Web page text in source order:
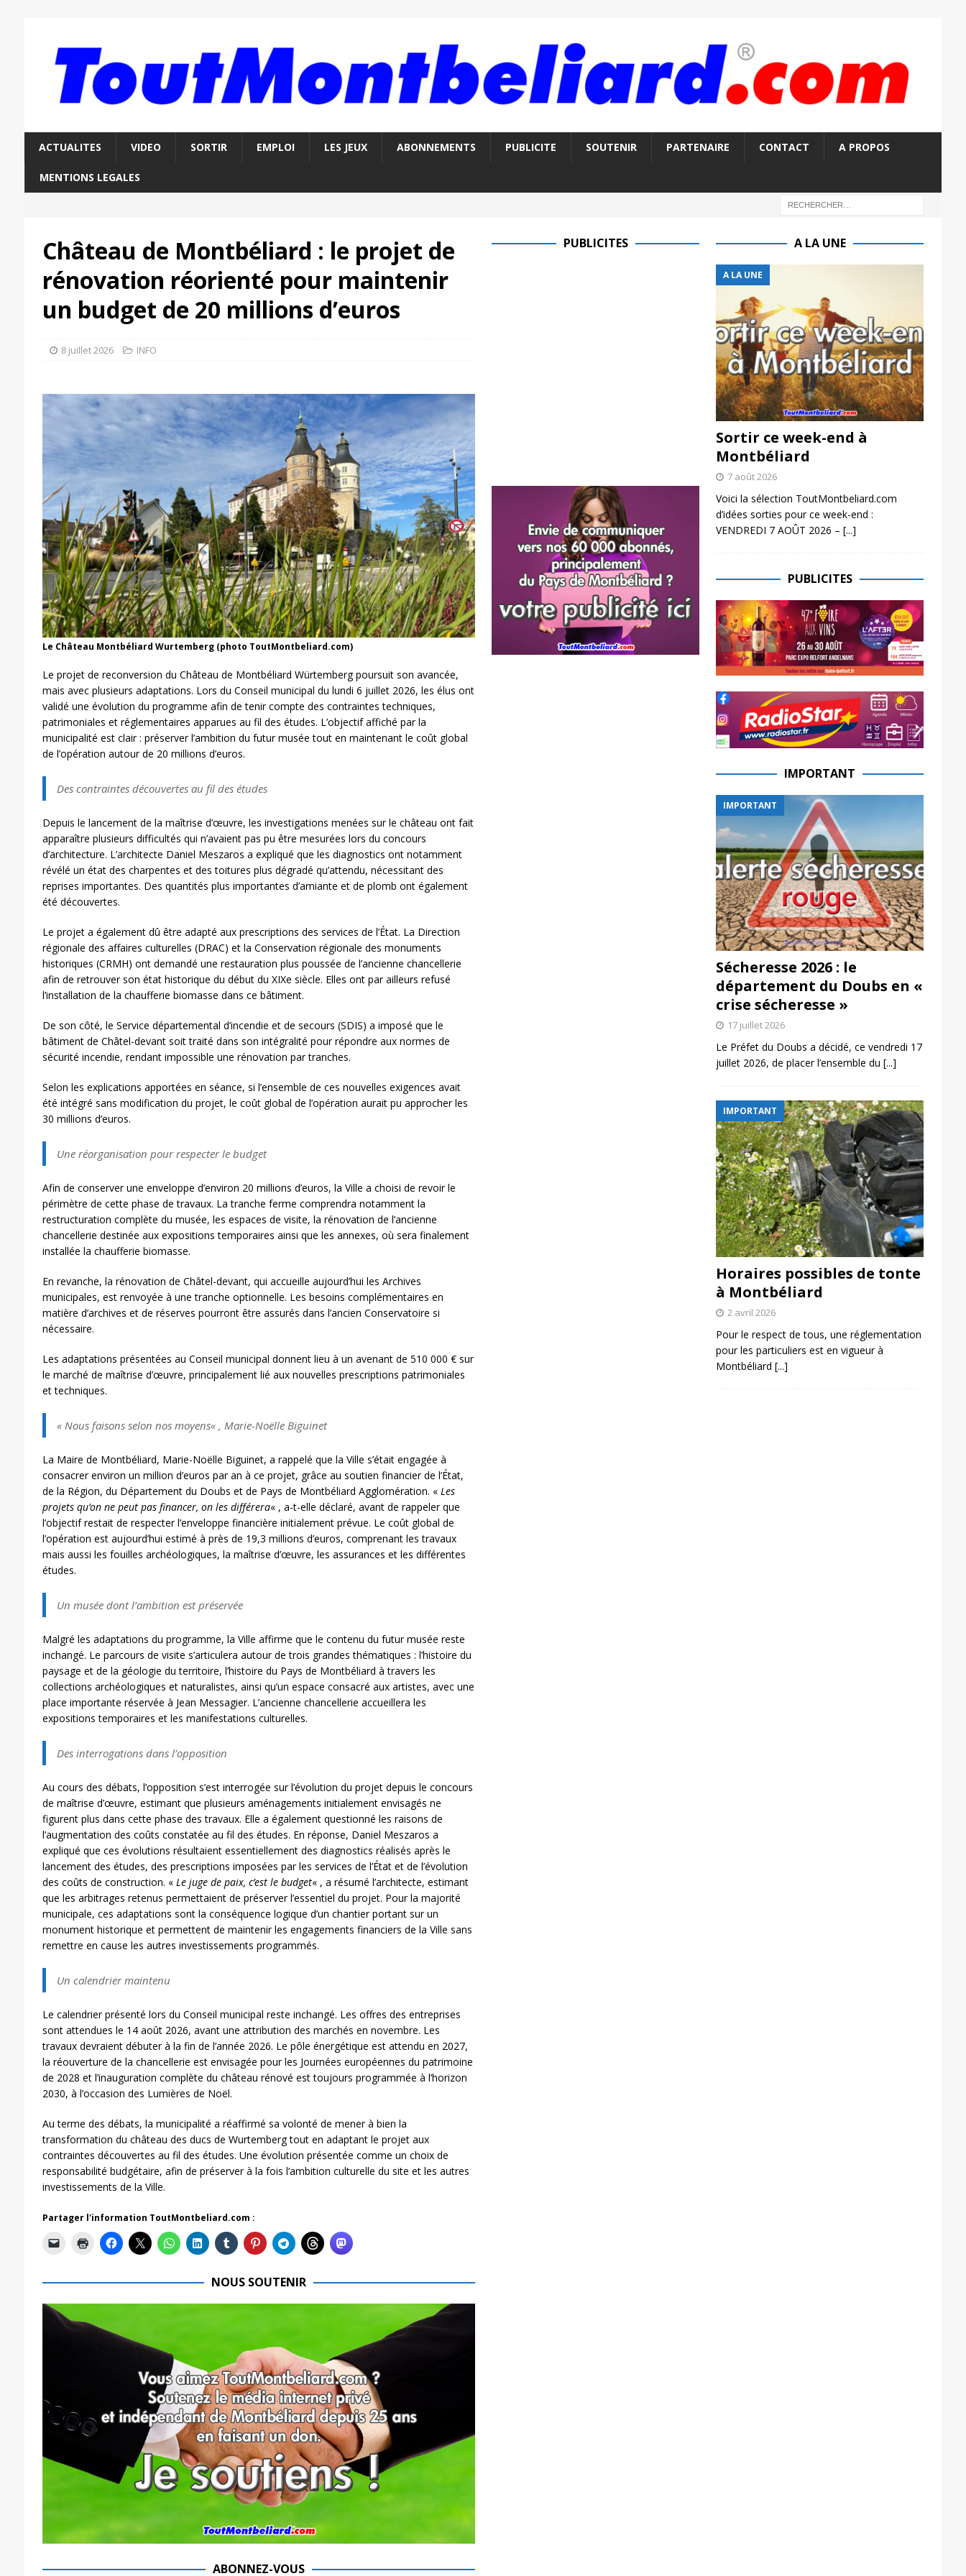
ACTUALITES VIDEO SORTIR EMPLOI LES JEUX ABONNEMENTS PUBLICITE SOUTENIR PARTENAIRE CONTACT A PROPOS
MENTIONS LEGALES
Château de Montbéliard : le projet de
rénovation réorienté pour maintenir
un budget de 20 millions d’euros
8 juillet 2026 INFO
Le Château Montbéliard Wurtemberg (photo ToutMontbeliard.com)
Le projet de reconversion du Château de Montbéliard Würtemberg poursuit son avancée,
mais avec plusieurs adaptations. Lors du Conseil municipal du lundi 6 juillet 2026, les élus ont
validé une évolution du programme afin de tenir compte des contraintes techniques,
patrimoniales et réglementaires apparues au fil des études. L’objectif affiché par la
municipalité est clair : préserver l’ambition du futur musée tout en maintenant le coût global
de l’opération autour de 20 millions d’euros.
Des contraintes découvertes au fil des études
Depuis le lancement de la maîtrise d’œuvre, les investigations menées sur le château ont fait
apparaître plusieurs difficultés qui n’avaient pas pu être mesurées lors du concours
d’architecture. L’architecte Daniel Meszaros a expliqué que les diagnostics ont notamment
révélé un état des charpentes et des toitures plus dégradé qu’attendu, nécessitant des
reprises importantes. Des quantités plus importantes d’amiante et de plomb ont également
été découvertes.
Le projet a également dû être adapté aux prescriptions des services de l’État. La Direction
régionale des affaires culturelles (DRAC) et la Conservation régionale des monuments
historiques (CRMH) ont demandé une restauration plus poussée de l’ancienne chancellerie
afin de retrouver son état historique du début du XIXe siècle. Elles ont par ailleurs refusé
l’installation de la chaufferie biomasse dans ce bâtiment.
De son côté, le Service départemental d’incendie et de secours (SDIS) a imposé que le
bâtiment de Châtel-devant soit traité dans son intégralité pour répondre aux normes de
sécurité incendie, rendant impossible une rénovation par tranches.
Selon les explications apportées en séance, si l’ensemble de ces nouvelles exigences avait
été intégré sans modification du projet, le coût global de l’opération aurait pu approcher les
30 millions d’euros.
Une réorganisation pour respecter le budget
Afin de conserver une enveloppe d’environ 20 millions d’euros, la Ville a choisi de revoir le
périmètre de cette phase de travaux. La tranche ferme comprendra notamment la
restructuration complète du musée, les espaces de visite, la rénovation de l’ancienne
chancellerie destinée aux expositions temporaires ainsi que les annexes, où sera finalement
installée la chaufferie biomasse.
En revanche, la rénovation de Châtel-devant, qui accueille aujourd’hui les Archives
municipales, est renvoyée à une tranche optionnelle. Les besoins complémentaires en
matière d’archives et de réserves pourront être assurés dans l’ancien Conservatoire si
nécessaire.
Les adaptations présentées au Conseil municipal donnent lieu à un avenant de 510 000 € sur
le marché de maîtrise d’œuvre, principalement lié aux nouvelles prescriptions patrimoniales
et techniques.
« Nous faisons selon nos moyens« , Marie-Noëlle Biguinet
La Maire de Montbéliard, Marie-Noëlle Biguinet, a rappelé que la Ville s’était engagée à
consacrer environ un million d’euros par an à ce projet, grâce au soutien financier de l’État,
de la Région, du Département du Doubs et de Pays de Montbéliard Agglomération. « Les
projets qu’on ne peut pas financer, on les différera« , a-t-elle déclaré, avant de rappeler que
l’objectif restait de respecter l’enveloppe financière initialement prévue. Le coût global de
l’opération est aujourd’hui estimé à près de 19,3 millions d’euros, comprenant les travaux
mais aussi les fouilles archéologiques, la maîtrise d’œuvre, les assurances et les différentes
études.
Un musée dont l’ambition est préservée
Malgré les adaptations du programme, la Ville affirme que le contenu du futur musée reste
inchangé. Le parcours de visite s’articulera autour de trois grandes thématiques : l’histoire du
paysage et de la géologie du territoire, l’histoire du Pays de Montbéliard à travers les
collections archéologiques et naturalistes, ainsi qu’un espace consacré aux artistes, avec une
place importante réservée à Jean Messagier. L’ancienne chancellerie accueillera les
expositions temporaires et les manifestations culturelles.
Des interrogations dans l’opposition
Au cours des débats, l’opposition s’est interrogée sur l’évolution du projet depuis le concours
de maîtrise d’œuvre, estimant que plusieurs aménagements initialement envisagés ne
figurent plus dans cette phase des travaux. Elle a également questionné les raisons de
l’augmentation des coûts constatée au fil des études. En réponse, Daniel Meszaros a
expliqué que ces évolutions résultaient essentiellement des diagnostics réalisés après le
lancement des études, des prescriptions imposées par les services de l’État et de l’évolution
des coûts de construction. « Le juge de paix, c’est le budget« , a résumé l’architecte, estimant
que les arbitrages retenus permettaient de préserver l’essentiel du projet. Pour la majorité
municipale, ces adaptations sont la conséquence logique d’un chantier portant sur un
monument historique et permettent de maintenir les engagements financiers de la Ville sans
remettre en cause les autres investissements programmés.
Un calendrier maintenu
Le calendrier présenté lors du Conseil municipal reste inchangé. Les offres des entreprises
sont attendues le 14 août 2026, avant une attribution des marchés en novembre. Les
travaux devraient débuter à la fin de l’année 2026. Le pôle énergétique est attendu en 2027,
la réouverture de la chancellerie est envisagée pour les Journées européennes du patrimoine
de 2028 et l’inauguration complète du château rénové est toujours programmée à l’horizon
2030, à l’occasion des Lumières de Noël.
Au terme des débats, la municipalité a réaffirmé sa volonté de mener à bien la
transformation du château des ducs de Wurtemberg tout en adaptant le projet aux
contraintes découvertes au fil des études. Une évolution présentée comme un choix de
responsabilité budgétaire, afin de préserver à la fois l’ambition culturelle du site et les autres
investissements de la Ville.
Partager l'information ToutMontbeliard.com :
NOUS SOUTENIR
ABONNEZ-VOUS
PUBLICITES A LA UNE
A LA UNE
Sortir ce week-end à
Montbéliard
7 août 2026
Voici la sélection ToutMontbeliard.com
d’idées sorties pour ce week-end :
VENDREDI 7 AOÛT 2026 – [...]
PUBLICITES
IMPORTANT
IMPORTANT
Sécheresse 2026 : le
département du Doubs en «
crise sécheresse »
17 juillet 2026
Le Préfet du Doubs a décidé, ce vendredi 17
juillet 2026, de placer l’ensemble du [...]
IMPORTANT
Horaires possibles de tonte
à Montbéliard
2 avril 2026
Pour le respect de tous, une réglementation
pour les particuliers est en vigueur à
Montbéliard [...]